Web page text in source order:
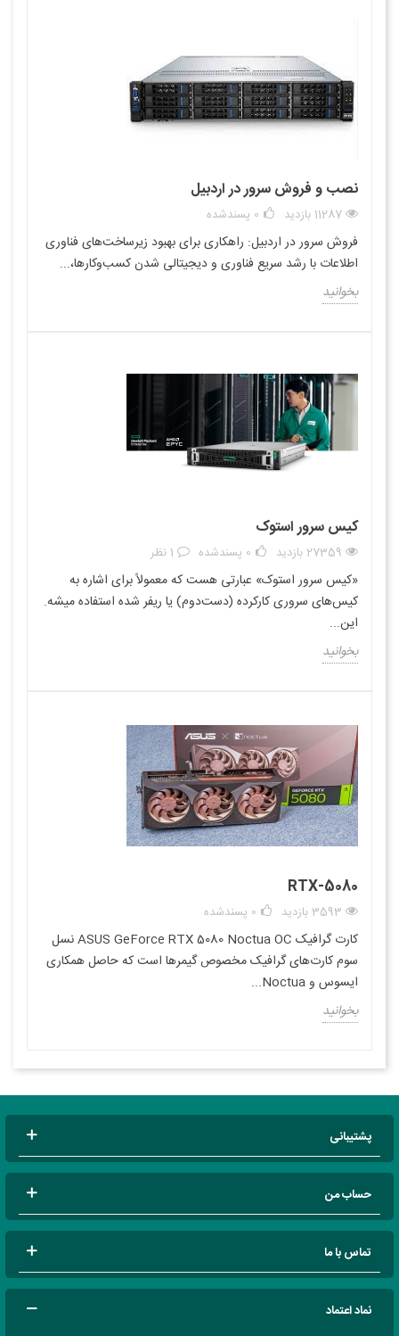
نصب و فروش سرور در اردبیل
11287 بازدید 0 پسندشده
فروش سرور در اردبیل: راهکاری برای بهبود زیرساخت‌های فناوری
اطلاعات با رشد سریع فناوری و دیجیتالی شدن کسب‌وکارها،...
بخوانید
کیس سرور استوک
27359 بازدید 0 پسندشده 1 نظر
«کیس سرور استوک» عبارتی هست که معمولاً برای اشاره به
کیس‌های سروری کارکرده (دست‌دوم) یا ریفر شده استفاده میشه.
این...
بخوانید
RTX-5080
3593 بازدید 0 پسندشده
کارت گرافیک ASUS GeForce RTX 5080 Noctua OC نسل
سوم کارت‌های گرافیک مخصوص گیمرها است که حاصل همکاری
ایسوس و Noctua...
بخوانید
پشتیبانی
حساب من
تماس با ما
نماد اعتماد